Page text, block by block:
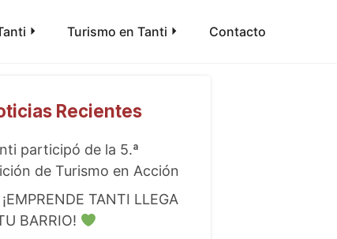
Turismo en Tanti Contacto
Recientes
participó de la 5.ª
de Turismo en Acción
¡EMPRENDE TANTI LLEGA
BARRIO!